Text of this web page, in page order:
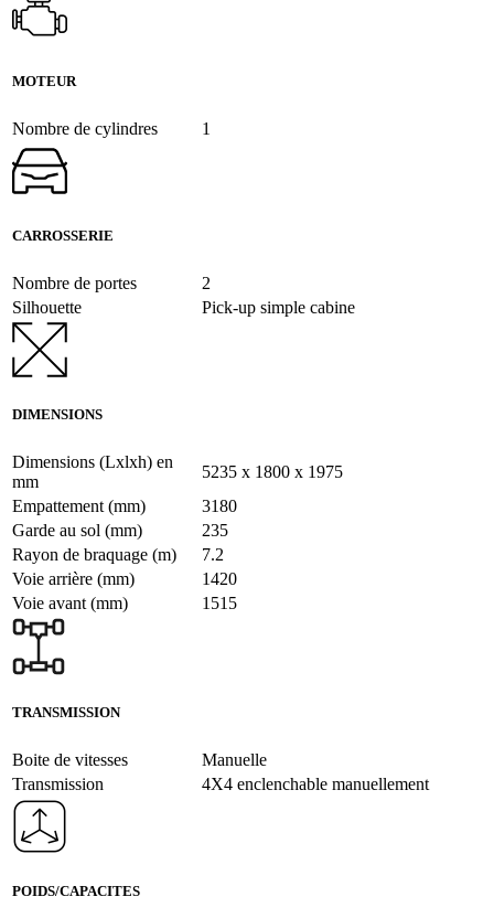
MOTEUR
Nombre de cylindres 1
CARROSSERIE
Nombre de portes
2
Silhouette
Pick-up simple cabine
DIMENSIONS
Dimensions (Lxlxh) en
mm
5235 x 1800 x 1975
Empattement (mm)
3180
Garde au sol (mm)
235
Rayon de braquage (m)
7.2
Voie arrière (mm)
1420
Voie avant (mm)
1515
TRANSMISSION
Boite de vitesses
Manuelle
Transmission
4X4 enclenchable manuellement
POIDS/CAPACITES